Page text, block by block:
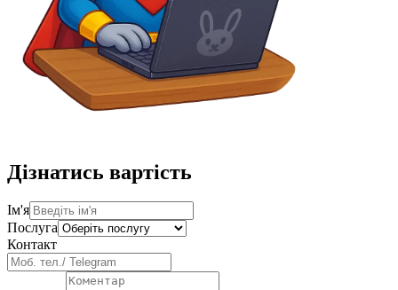
Дізнатись вартість
Ім'я
Послуга
Контакт